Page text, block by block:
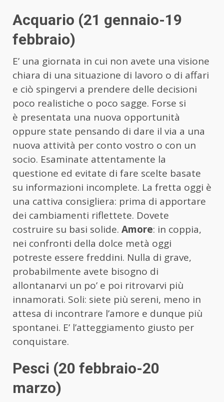
Acquario (21 gennaio-19
febbraio)
E’ una giornata in cui non avete una visione
chiara di una situazione di lavoro o di affari
e ciò spingervi a prendere delle decisioni
poco realistiche o poco sagge. Forse si
è presentata una nuova opportunità
oppure state pensando di dare il via a una
nuova attività per conto vostro o con un
socio. Esaminate attentamente la
questione ed evitate di fare scelte basate
su informazioni incomplete. La fretta oggi è
una cattiva consigliera: prima di apportare
dei cambiamenti riflettete. Dovete
costruire su basi solide. Amore: in coppia,
nei confronti della dolce metà oggi
potreste essere freddini. Nulla di grave,
probabilmente avete bisogno di
allontanarvi un po’ e poi ritrovarvi più
innamorati. Soli: siete più sereni, meno in
attesa di incontrare l’amore e dunque più
spontanei. E’ l’atteggiamento giusto per
conquistare.
Pesci (20 febbraio-20
marzo)